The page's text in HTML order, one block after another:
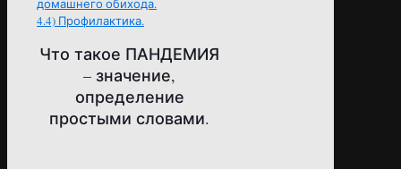
домашнего обихода.
4.4) Профилактика.
Что такое ПАНДЕМИЯ
– значение,
определение
простыми словами.